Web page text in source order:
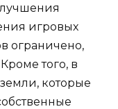
игровых
ограничено,
того, в
которые